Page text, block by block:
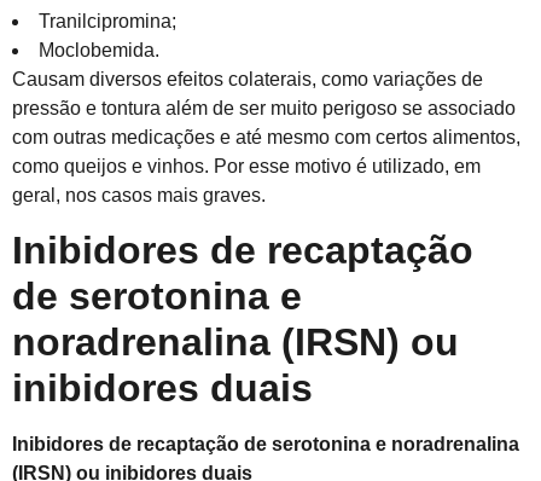
Tranilcipromina;
Moclobemida.
Causam diversos efeitos colaterais, como variações de
pressão e tontura além de ser muito perigoso se associado
com outras medicações e até mesmo com certos alimentos,
como queijos e vinhos. Por esse motivo é utilizado, em
geral, nos casos mais graves.
Inibidores de recaptação
de serotonina e
noradrenalina (IRSN) ou
inibidores duais
Inibidores de recaptação de serotonina e noradrenalina
(IRSN) ou inibidores duais